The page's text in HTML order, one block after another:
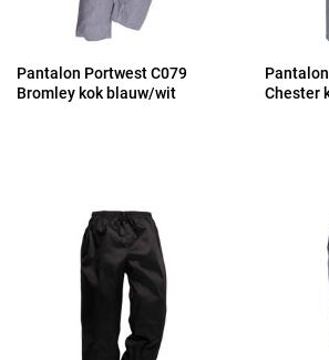
Pantalon Portwest C079
Bromley kok blauw/wit
Chester